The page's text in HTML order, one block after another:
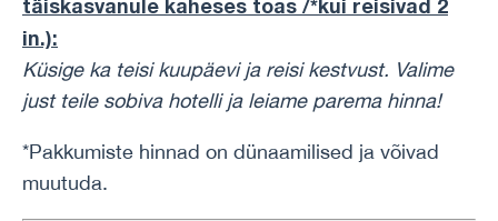
täiskasvanule kaheses toas /*kui reisivad 2
in.):
Küsige ka teisi kuupäevi ja reisi kestvust. Valime
just teile sobiva hotelli ja leiame parema hinna!
*Pakkumiste hinnad on dünaamilised ja võivad
muutuda.